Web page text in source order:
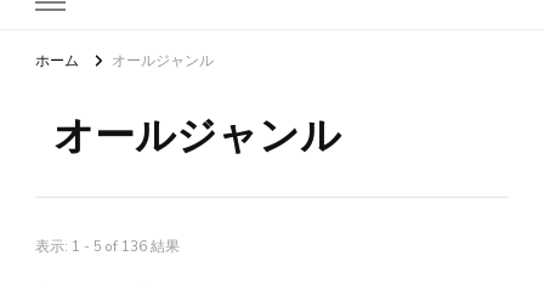
ホーム オールジャンル
オールジャンル
表示: 1 - 5 of 136 結果